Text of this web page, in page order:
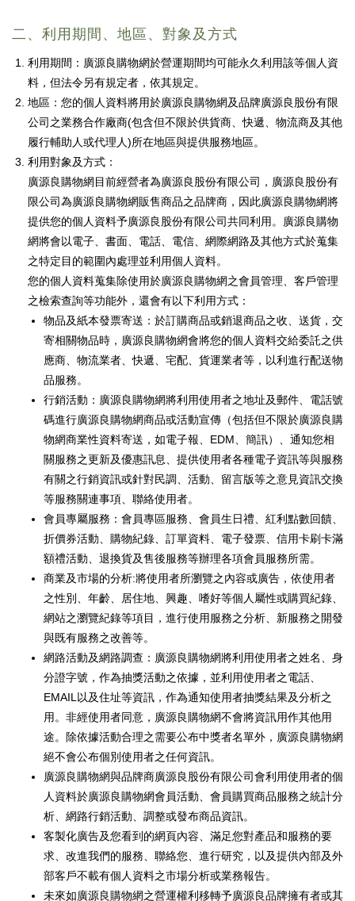
二、利用期間、地區、對象及方式
利用期間：廣源良購物網於營運期間均可能永久利用該等個人資
料，但法令另有規定者，依其規定。
地區：您的個人資料將用於廣源良購物網及品牌廣源良股份有限
公司之業務合作廠商(包含但不限於供貨商、快遞、物流商及其他
履行輔助人或代理人)所在地區與提供服務地區。
利用對象及方式：
廣源良購物網目前經營者為廣源良股份有限公司，廣源良股份有
限公司為廣源良購物網販售商品之品牌商，因此廣源良購物網將
提供您的個人資料予廣源良股份有限公司共同利用。廣源良購物
網將會以電子、書面、電話、電信、網際網路及其他方式於蒐集
之特定目的範圍內處理並利用個人資料。
您的個人資料蒐集除使用於廣源良購物網之會員管理、客戶管理
之檢索查詢等功能外，還會有以下利用方式：
物品及紙本發票寄送：於訂購商品或銷退商品之收、送貨，交
寄相關物品時，廣源良購物網會將您的個人資料交給委託之供
應商、物流業者、快遞、宅配、貨運業者等，以利進行配送物
品服務。
行銷活動：廣源良購物網將利用使用者之地址及郵件、電話號
碼進行廣源良購物網商品或活動宣傳（包括但不限於廣源良購
物網商業性資料寄送，如電子報、EDM、簡訊）、通知您相
關服務之更新及優惠訊息、提供使用者各種電子資訊等與服務
有關之行銷資訊或針對民調、活動、留言版等之意見資訊交換
等服務關連事項、聯絡使用者。
會員專屬服務：會員專區服務、會員生日禮、紅利點數回饋、
折價券活動、購物紀錄、訂單資料、電子發票、信用卡刷卡滿
額禮活動、退換貨及售後服務等辦理各項會員服務所需。
商業及市場的分析:將使用者所瀏覽之內容或廣告，依使用者
之性別、年齡、居住地、興趣、嗜好等個人屬性或購買紀錄、
網站之瀏覽紀錄等項目，進行使用服務之分析、新服務之開發
與既有服務之改善等。
網路活動及網路調查：廣源良購物網將利用使用者之姓名、身
分證字號，作為抽獎活動之依據，並利用使用者之電話、
EMAIL以及住址等資訊，作為通知使用者抽獎結果及分析之
用。非經使用者同意，廣源良購物網不會將資訊用作其他用
途。除依據活動合理之需要公布中獎者名單外，廣源良購物網
絕不會公布個別使用者之任何資訊。
廣源良購物網與品牌商廣源良股份有限公司會利用使用者的個
人資料於廣源良購物網會員活動、會員購買商品服務之統計分
析、網路行銷活動、調整或發布商品資訊。
客製化廣告及您看到的網頁內容、滿足您對產品和服務的要
求、改進我們的服務、聯絡您、進行研究，以及提供內部及外
部客戶不載有個人資料之市場分析或業務報告。
未來如廣源良購物網之營運權利移轉予廣源良品牌擁有者或其